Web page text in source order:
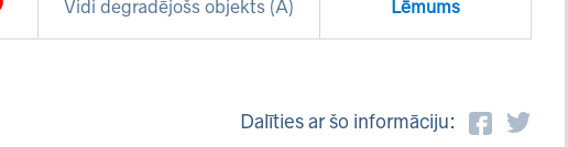
Vidi degradējošs objekts (A) Lēmums
Dalīties ar šo informāciju: